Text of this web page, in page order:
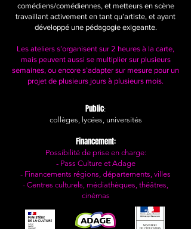
comédiens/comédiennes, et metteurs en scène
travaillant activement en tant qu’artiste, et ayant
développé une pédagogie exigeante.
Les ateliers s’organisent sur 2 heures à la carte,
mais peuvent aussi se multiplier sur plusieurs
semaines, ou encore s’adapter sur mesure pour un
projet de plusieurs jours à plusieurs mois.
Public:
collèges, lycées, universités​​​​​
Financement:
Possibilité de prise en charge:
- Pass Culture et Adage
- Financements régions, départements, villes
- Centres culturels, médiathèques, théâtres,
cinémas